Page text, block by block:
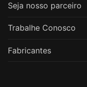
Seja nosso parceiro
Trabalhe Conosco
Fabricantes